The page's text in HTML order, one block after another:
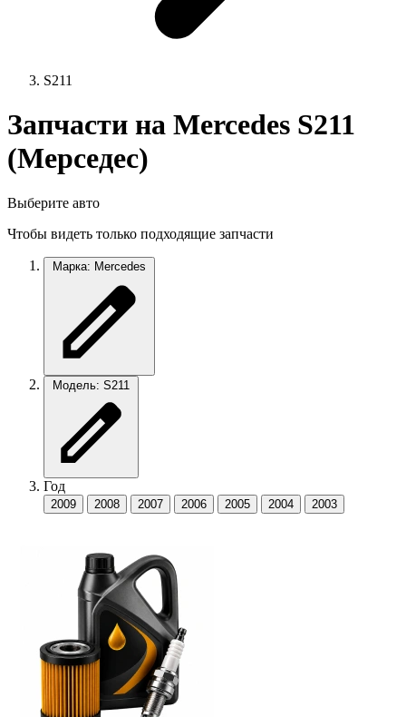
S211
Запчасти на Mercedes S211
(Мерседес)
Выберите авто
Чтобы видеть только подходящие запчасти
Марка: Mercedes
Модель: S211
Год
2009 2008 2007 2006 2005 2004 2003